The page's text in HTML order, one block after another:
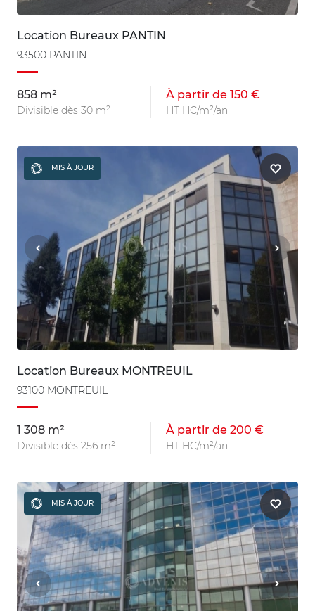
Location Bureaux PANTIN
93500 PANTIN
858 m²
Divisible dès 30 m²
À partir de 150 €
HT HC/m²/an
MIS À JOUR
Location Bureaux MONTREUIL
93100 MONTREUIL
1 308 m²
Divisible dès 256 m²
À partir de 200 €
HT HC/m²/an
MIS À JOUR